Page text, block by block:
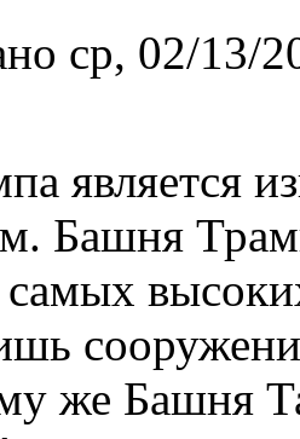
ср, 02/13/
является
Башня
же Башня